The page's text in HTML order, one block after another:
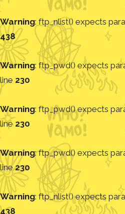
Warning: ftp_nlist() expects
438
Warning: ftp_pwd() expects
line 230
Warning: ftp_pwd() expects
line 230
Warning: ftp_pwd() expects
line230
Warning: ftp_nlist() expects
438